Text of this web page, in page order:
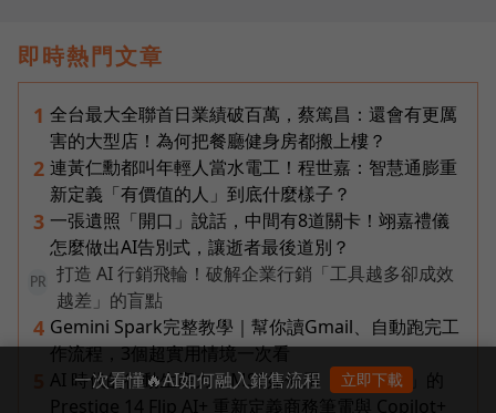
即時熱門文章
1 全台最大全聯首日業績破百萬，蔡篤昌：還會有更厲
害的大型店！為何把餐廳健身房都搬上樓？
2 連黃仁勳都叫年輕人當水電工！程世嘉：智慧通膨重
新定義「有價值的人」到底什麼樣子？
3 一張遺照「開口」說話，中間有8道關卡！翊嘉禮儀
怎麼做出AI告別式，讓逝者最後道別？
PR
打造 AI 行銷飛輪！破解企業行銷「工具越多卻成效
越差」的盲點
4 Gemini Spark完整教學｜幫你讀Gmail、自動跑完工
作流程，3個超實用情境一次看
AI 時代的行動生產力：MSI 如何用「理解情境」的
Prestige 14 Flip AI+ 重新定義商務筆電與 Copilot+
一次看懂🔥AI如何融入銷售流程 立即下載